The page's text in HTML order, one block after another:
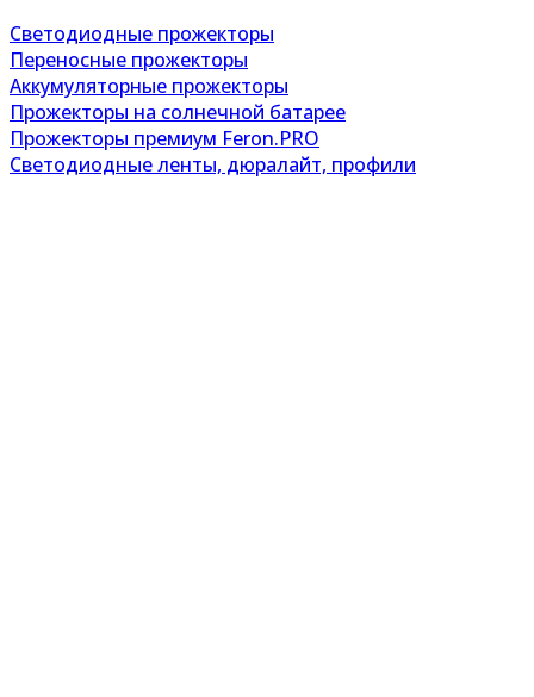
Светодиодные прожекторы
Переносные прожекторы
Аккумуляторные прожекторы
Прожекторы на солнечной батарее
Прожекторы премиум Feron.PRO
Светодиодные ленты, дюралайт, профили